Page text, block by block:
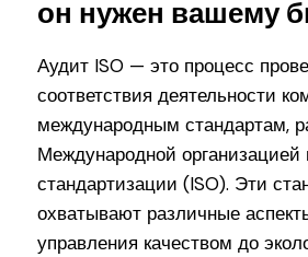
он нужен вашему
Аудит ISO — это процесс
соответствия деятельности
международным стандартам,
Международной организацией
стандартизации (ISO). Эти
охватывают различные
управления качеством до